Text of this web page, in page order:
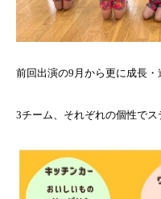
前回出演の9月から更に成長・
3チーム、それぞれの個性でス